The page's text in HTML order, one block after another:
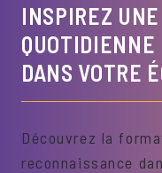
INSPIREZ
DANS VOTRE
Découvrez la
reconnaissance